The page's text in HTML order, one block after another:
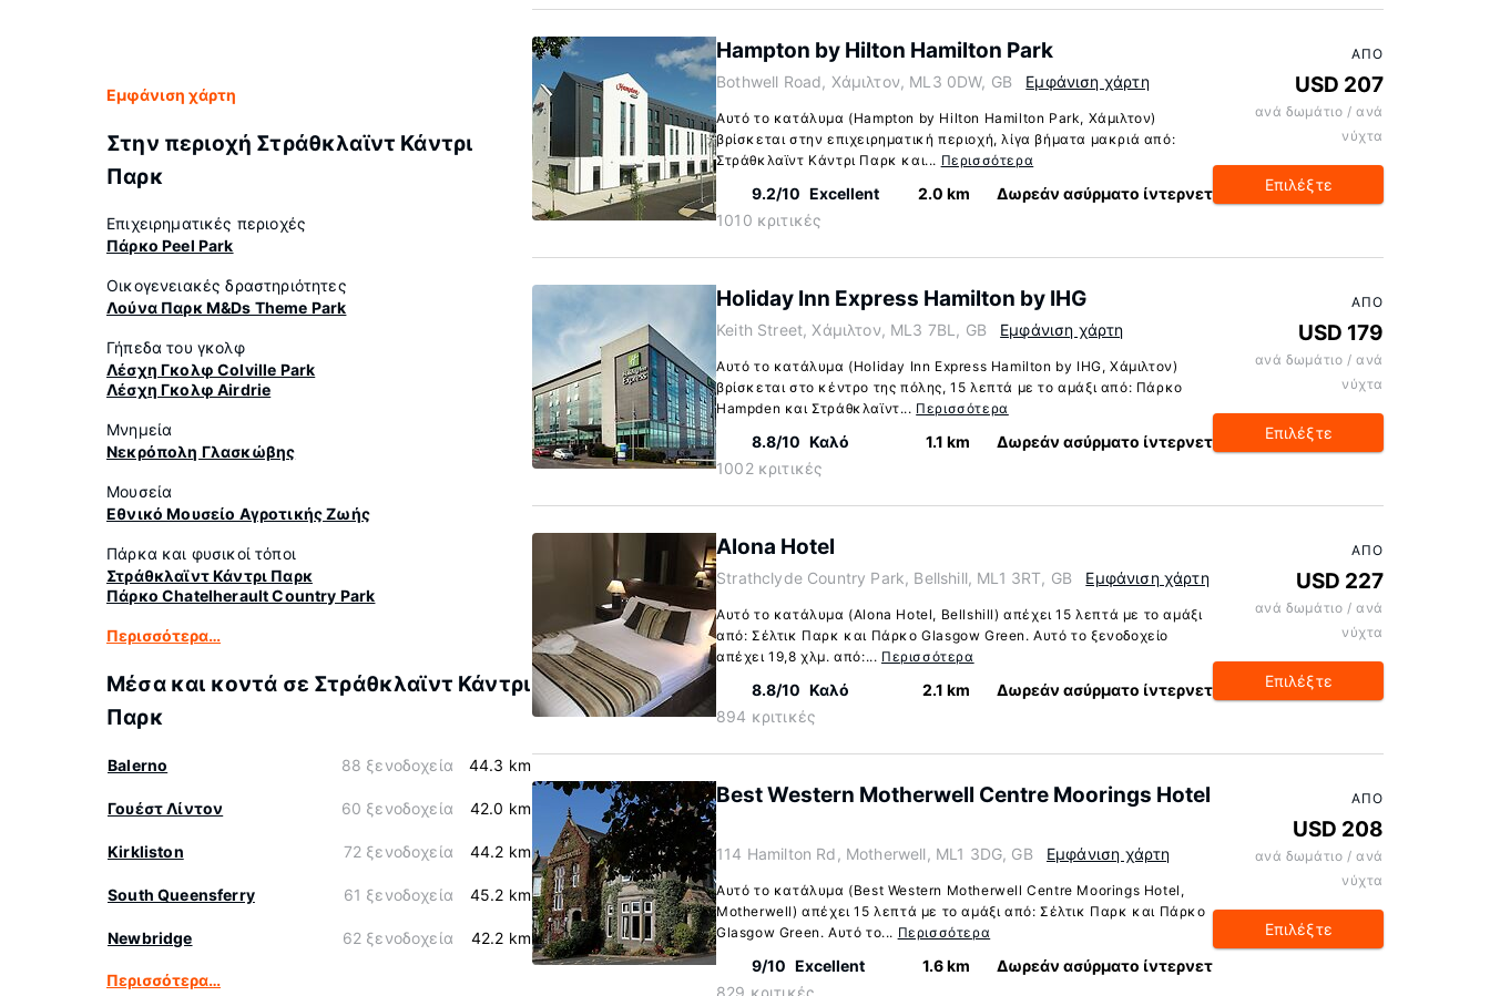
Εμφάνιση χάρτη
Στην περιοχή Στράθκλαϊντ Κάντρι
Παρκ
Επιχειρηματικές περιοχές
Πάρκο Peel Park
Οικογενειακές δραστηριότητες
Λούνα Παρκ M&Ds Theme Park
Γήπεδα του γκολφ
Λέσχη Γκολφ Colville Park
Λέσχη Γκολφ Airdrie
Μνημεία
Νεκρόπολη Γλασκώβης
Μουσεία
Εθνικό Μουσείο Αγροτικής Ζωής
Πάρκα και φυσικοί τόποι
Στράθκλαϊντ Κάντρι Παρκ
Πάρκο Chatelherault Country Park
Περισσότερα…
Μέσα και κοντά σε Στράθκλαϊντ Κάντρι
Παρκ
Balerno 88 ξενοδοχεία 44.3 km
Γουέστ Λίντον 60 ξενοδοχεία 42.0 km
Kirkliston 72 ξενοδοχεία 44.2 km
South Queensferry 61 ξενοδοχεία 45.2 km
Newbridge 62 ξενοδοχεία 42.2 km
Περισσότερα…
Hampton by Hilton Hamilton Park
Bothwell Road, Χάμιλτον, ML3 0DW, GB Εμφάνιση χάρτη
Αυτό το κατάλυμα (Hampton by Hilton Hamilton Park, Χάμιλτον)
βρίσκεται στην επιχειρηματική περιοχή, λίγα βήματα μακριά από:
Στράθκλαϊντ Κάντρι Παρκ και... Περισσότερα
9.2/10 Excellent
1010 κριτικές
2.0 km Δωρεάν ασύρματο ίντερνετ
ΑΠΌ
USD 207
ανά δωμάτιο / ανά
νύχτα
Επιλέξτε
Holiday Inn Express Hamilton by IHG
Keith Street, Χάμιλτον, ML3 7BL, GB Εμφάνιση χάρτη
Αυτό το κατάλυμα (Holiday Inn Express Hamilton by IHG, Χάμιλτον)
βρίσκεται στο κέντρο της πόλης, 15 λεπτά με το αμάξι από: Πάρκο
Hampden και Στράθκλαϊντ... Περισσότερα
8.8/10 Καλό
1002 κριτικές
1.1 km Δωρεάν ασύρματο ίντερνετ
ΑΠΌ
USD 179
ανά δωμάτιο / ανά
νύχτα
Επιλέξτε
Alona Hotel
Strathclyde Country Park, Bellshill, ML1 3RT, GB Εμφάνιση χάρτη
Αυτό το κατάλυμα (Alona Hotel, Bellshill) απέχει 15 λεπτά με το αμάξι
από: Σέλτικ Παρκ και Πάρκο Glasgow Green. Αυτό το ξενοδοχείο
απέχει 19,8 χλμ. από:... Περισσότερα
8.8/10 Καλό
894 κριτικές
2.1 km Δωρεάν ασύρματο ίντερνετ
ΑΠΌ
USD 227
ανά δωμάτιο / ανά
νύχτα
Επιλέξτε
Best Western Motherwell Centre Moorings Hotel
114 Hamilton Rd, Motherwell, ML1 3DG, GB Εμφάνιση χάρτη
Αυτό το κατάλυμα (Best Western Motherwell Centre Moorings Hotel,
Motherwell) απέχει 15 λεπτά με το αμάξι από: Σέλτικ Παρκ και Πάρκο
Glasgow Green. Αυτό το... Περισσότερα
9/10 Excellent
829 κριτικές
1.6 km Δωρεάν ασύρματο ίντερνετ
ΑΠΌ
USD 208
ανά δωμάτιο / ανά
νύχτα
Επιλέξτε